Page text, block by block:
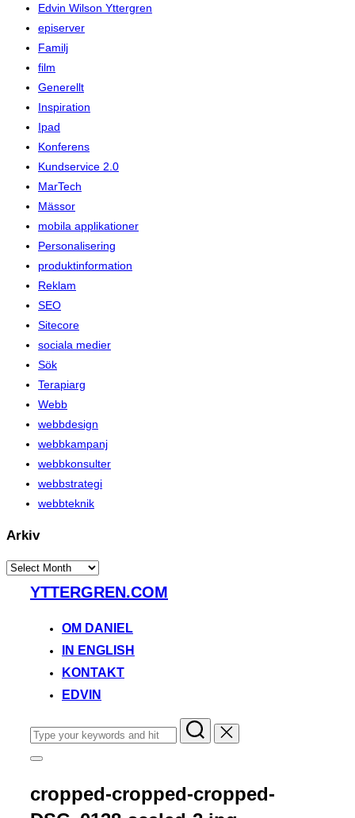
Edvin Wilson Yttergren
episerver
Familj
film
Generellt
Inspiration
Ipad
Konferens
Kundservice 2.0
MarTech
Mässor
mobila applikationer
Personalisering
produktinformation
Reklam
SEO
Sitecore
sociala medier
Sök
Terapiarg
Webb
webbdesign
webbkampanj
webbkonsulter
webbstrategi
webbteknik
Arkiv
Arkiv
YTTERGREN.COM
OM DANIEL
IN ENGLISH
KONTAKT
EDVIN
Search
for:
Toggle
navigation
cropped-cropped-cropped-